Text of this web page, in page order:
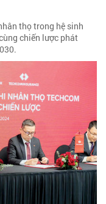
thọ trong hệ sinh
chiến lược phát